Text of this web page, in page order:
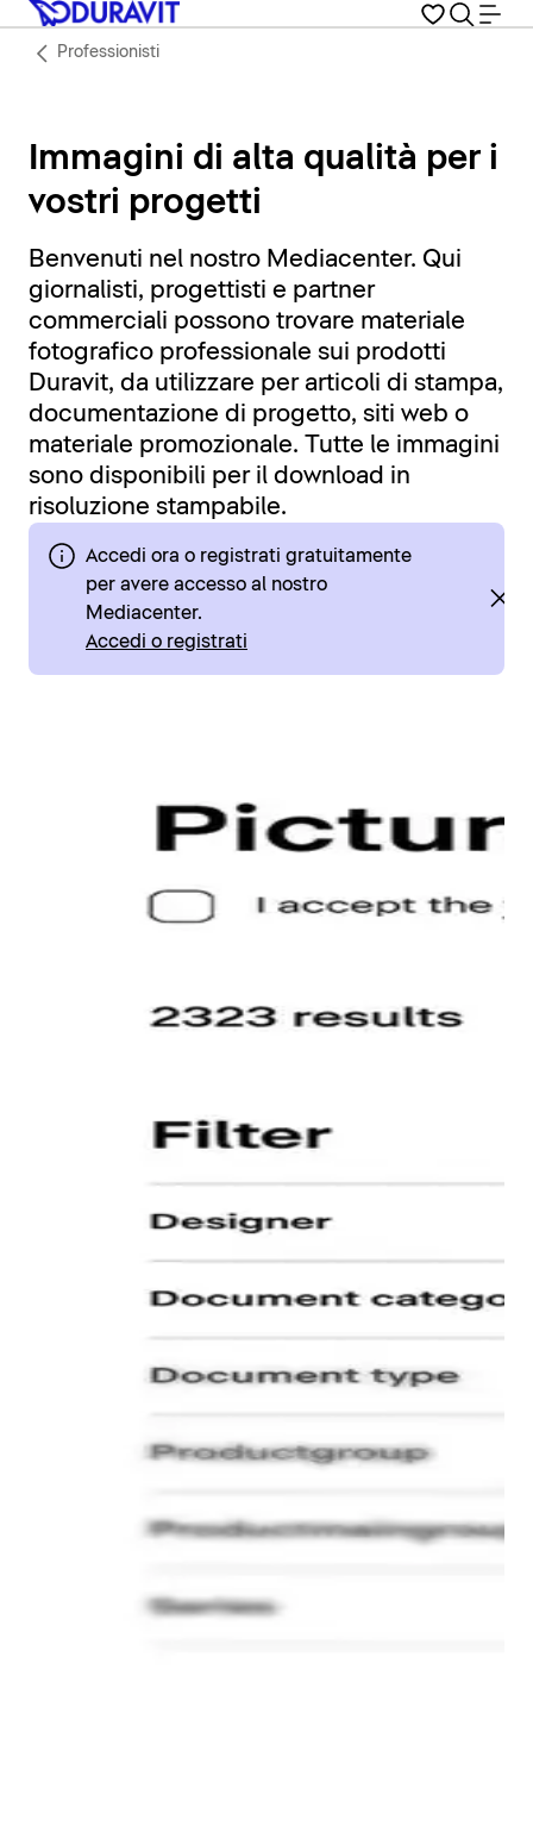
Professionisti
Immagini di alta qualità per i
vostri progetti
Benvenuti nel nostro Mediacenter. Qui
giornalisti, progettisti e partner
commerciali possono trovare materiale
fotografico professionale sui prodotti
Duravit, da utilizzare per articoli di stampa,
documentazione di progetto, siti web o
materiale promozionale. Tutte le immagini
sono disponibili per il download in
risoluzione stampabile.
Accedi ora o registrati gratuitamente
per avere accesso al nostro
Mediacenter.
Accedi o registrati